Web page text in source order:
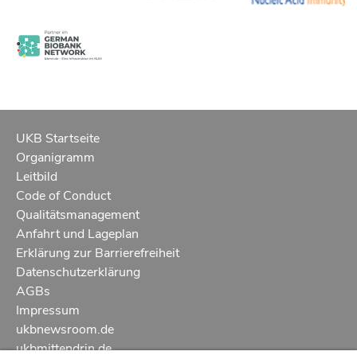
UKB Startseite
Organigramm
Leitbild
Code of Conduct
Qualitätsmanagement
Anfahrt und Lageplan
Erklärung zur Barrierefreiheit
Datenschutzerklärung
AGBs
Impressum
ukbnewsroom.de
ukbmittendrin.de